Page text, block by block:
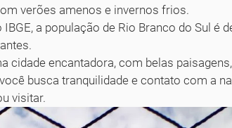
verões amenos e invernos frios.
a população de Rio Branco do Sul é
cidade encantadora, com belas
busca tranquilidade e contato com a
visitar.